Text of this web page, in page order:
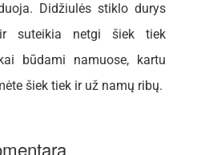
Didžiulės stiklo durys
suteikia netgi šiek tiek
būdami namuose, kartu
šiek tiek ir už namų ribų.